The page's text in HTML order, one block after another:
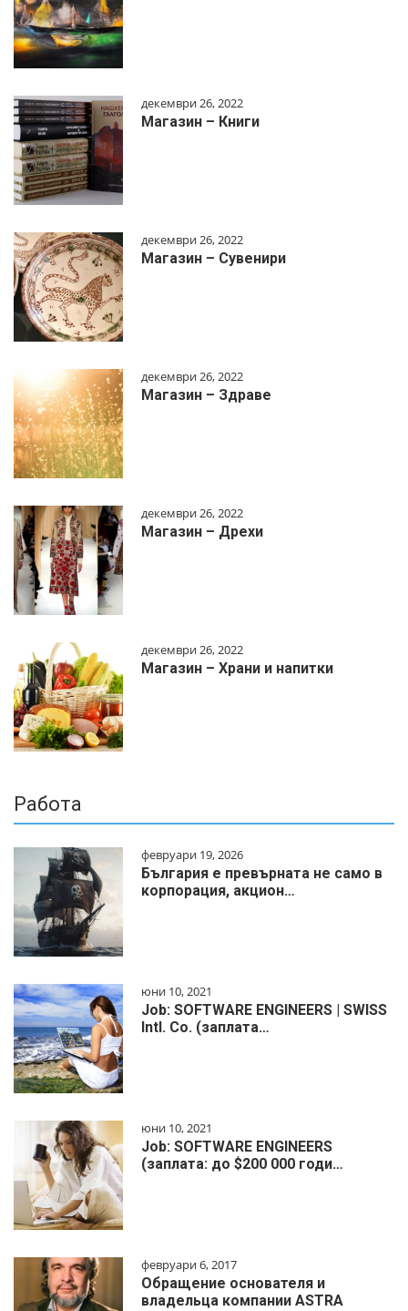
декември 26, 2022
Магазин – Книги
декември 26, 2022
Магазин – Сувенири
декември 26, 2022
Магазин – Здраве
декември 26, 2022
Магазин – Дрехи
декември 26, 2022
Магазин – Храни и напитки
Работа
февруари 19, 2026
България е превърната не само в
корпорация, акцион…
юни 10, 2021
Job: SOFTWARE ENGINEERS | SWISS
Intl. Co. (заплата…
юни 10, 2021
Job: SOFTWARE ENGINEERS
(заплата: до $200 000 годи…
февруари 6, 2017
Обращение основателя и
владельца компании ASTRA